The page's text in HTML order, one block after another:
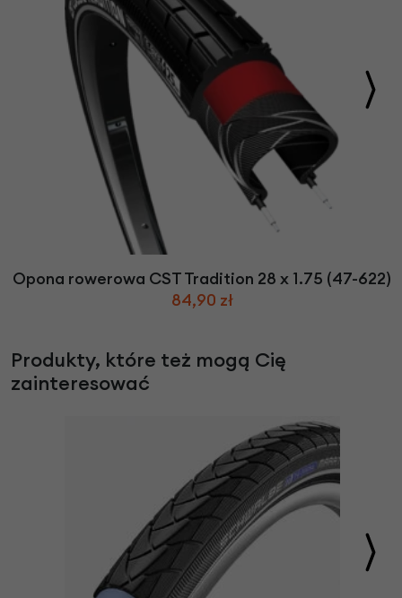
Opona rowerowa CST Tradition 28 x 1.75 (47-622)
84,90 zł
Produkty, które też mogą Cię
zainteresować